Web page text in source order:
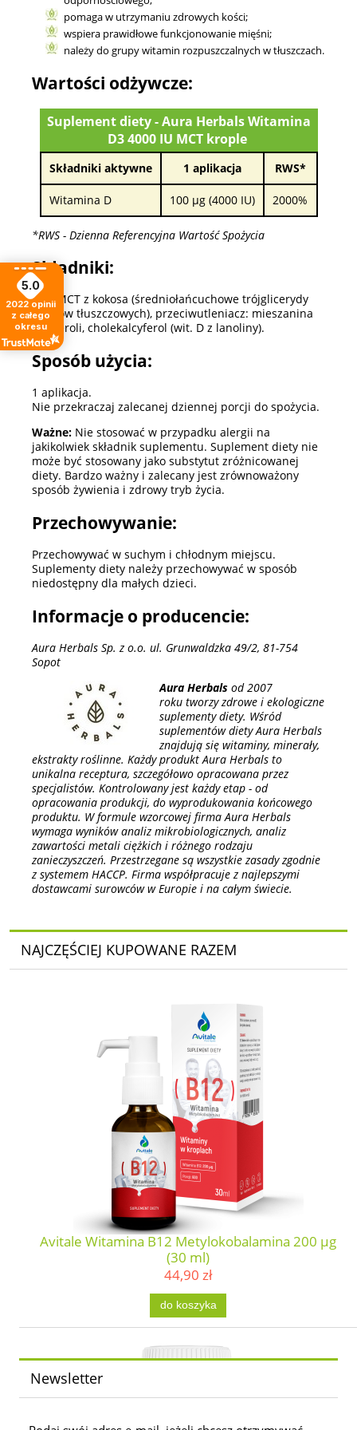
pomaga w utrzymaniu zdrowych kości;
wspiera prawidłowe funkcjonowanie mięśni;
należy do grupy witamin rozpuszczalnych w tłuszczach.
Wartości odżywcze:
Suplement diety - Aura Herbals Witamina
D3 4000 IU MCT krople
Składniki aktywne 1 aplikacja RWS*
Witamina D 100 µg (4000 IU) 2000%
*RWS - Dzienna Referencyjna Wartość Spożycia
Składniki:
Olej MCT z kokosa (średniołańcuchowe trójglicerydy
kwasów tłuszczowych), przeciwutleniacz: mieszanina
tokoferoli, cholekalcyferol (wit. D z lanoliny).
Sposób użycia:
1 aplikacja.
Nie przekraczaj zalecanej dziennej porcji do spożycia.
Ważne: Nie stosować w przypadku alergii na
jakikolwiek składnik suplementu. Suplement diety nie
może być stosowany jako substytut zróżnicowanej
diety. Bardzo ważny i zalecany jest zrównoważony
sposób żywienia i zdrowy tryb życia.
Przechowywanie:
Przechowywać w suchym i chłodnym miejscu.
Suplementy diety należy przechowywać w sposób
niedostępny dla małych dzieci.
Informacje o producencie:
Aura Herbals Sp. z o.o. ul. Grunwaldzka 49/2, 81-754
Sopot
Aura Herbals od 2007
roku tworzy zdrowe i ekologiczne
suplementy diety. Wśród
suplementów diety Aura Herbals
znajdują się witaminy, minerały,
ekstrakty roślinne. Każdy produkt Aura Herbals to
unikalna receptura, szczegółowo opracowana przez
specjalistów. Kontrolowany jest każdy etap - od
opracowania produkcji, do wyprodukowania końcowego
produktu. W formule wzorcowej firma Aura Herbals
wymaga wyników analiz mikrobiologicznych, analiz
zawartości metali ciężkich i różnego rodzaju
zanieczyszczeń. Przestrzegane są wszystkie zasady zgodnie
z systemem HACCP. Firma współpracuje z najlepszymi
dostawcami surowców w Europie i na całym świecie.
NAJCZĘŚCIEJ KUPOWANE RAZEM
Avitale Witamina B12 Metylokobalamina 200 µg
(30 ml)
44,90 zł
do koszyka
Newsletter
5.0
2022 opinii
z całego
okresu